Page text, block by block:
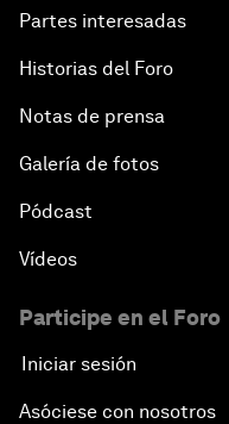
Partes interesadas
Historias del Foro
Notas de prensa
Galería de fotos
Pódcast
Vídeos
Participe en el Foro
Iniciar sesión
Asóciese con nosotros